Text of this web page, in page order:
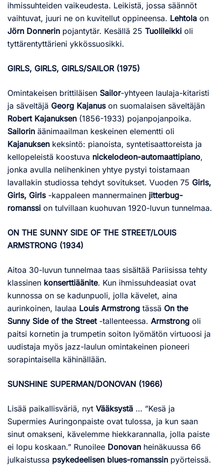
ihmissuhteiden vaikeudesta. Leikistä, jossa säännöt
vaihtuvat, juuri ne on kuvitellut oppineensa. Lehtola on
Jörn Donnerin pojantytär. Kesällä 25 Tuolileikki oli
tyttärentyttärieni ykkössuosikki.
GIRLS, GIRLS, GIRLS/SAILOR (1975)
Omintakeisen brittiläisen Sailor-yhtyeen laulaja-kitaristi
ja säveltäjä Georg Kajanus on suomalaisen säveltäjän
Robert Kajanuksen (1856-1933) pojanpojanpoika.
Sailorin äänimaailman keskeinen elementti oli
Kajanuksen keksintö: pianoista, syntetisaattoreista ja
kellopeleistä koostuva nickelodeon-automaattipiano,
jonka avulla nelihenkinen yhtye pystyi toistamaan
lavallakin studiossa tehdyt sovitukset. Vuoden 75 Girls,
Girls, Girls-kappaleen mannermainen jitterbug-
romanssi on tulvillaan kuohuvan 1920-luvun tunnelmaa.
ON THE SUNNY SIDE OF THE STREET/LOUIS
ARMSTRONG (1934)
Aitoa 30-luvun tunnelmaa taas sisältää Pariisissa tehty
klassinen konserttiäänite. Kun ihmissuhdeasiat ovat
kunnossa on se kadunpuoli, jolla kävelet, aina
aurinkoinen, laulaa Louis Armstrong tässä On the
Sunny Side of the Street-tallenteessa. Armstrong oli
paitsi kornetin ja trumpetin soiton lyömätön virtuoosi ja
uudistaja myös jazz-laulun omintakeinen pioneeri
sorapintaisella kähinällään.
SUNSHINE SUPERMAN/DONOVAN (1966)
Lisää paikallisväriä, nyt Vääksystä … ”Kesä ja
Supermies Auringonpaiste ovat tulossa, ja kun saan
sinut omakseni, kävelemme hiekkarannalla, jolla paiste
ei lopu koskaan.” Runoilee Donovan heinäkuussa 66
julkaistussa psykedeelisen blues-romanssin pyörteissä.